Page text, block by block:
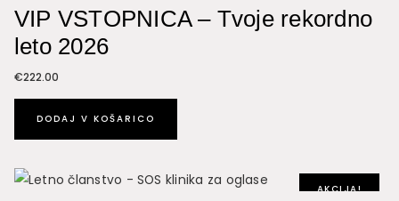
VIP VSTOPNICA – Tvoje rekordno
leto 2026
€222.00
DODAJ V KOŠARICO
AKCIJA!